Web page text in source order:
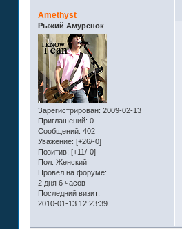
Amethyst
Рыжий Амуренок
Зарегистрирован: 2009-02-13
Приглашений: 0
Сообщений: 402
Уважение: [+26/-0]
Позитив: [+11/-0]
Пол: Женский
Провел на форуме:
2 дня 6 часов
Последний визит:
2010-01-13 12:23:39